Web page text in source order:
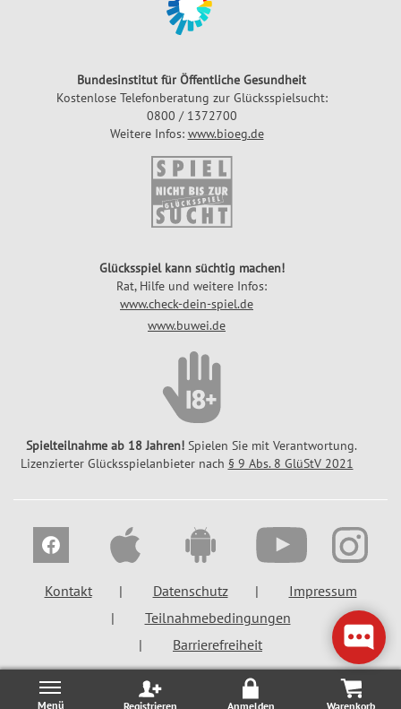
Bundesinstitut für Öffentliche Gesundheit
Kostenlose Telefonberatung zur Glücksspielsucht:
0800 / 1372700
Weitere Infos: www.bioeg.de
Glücksspiel kann süchtig machen!
Rat, Hilfe und weitere Infos:
www.check-dein-spiel.de
www.buwei.de
Spielteilnahme ab 18 Jahren! Spielen Sie mit Verantwortung.
Lizenzierter Glücksspielanbieter nach § 9 Abs. 8 GlüStV 2021
Kontakt Datenschutz
Impressum
Teilnahmebedingungen
Barrierefreiheit
Registrieren Anmelden Warenkorb